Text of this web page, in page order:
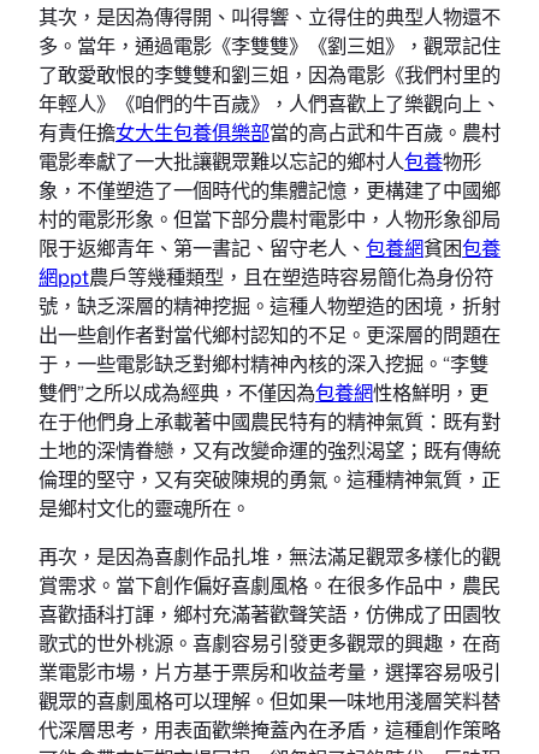
其次，是因為傳得開、叫得響、立得住的典型人物還不
多。當年，通過電影《李雙雙》《劉三姐》，觀眾記住
了敢愛敢恨的李雙雙和劉三姐，因為電影《我們村里的
年輕人》《咱們的牛百歲》，人們喜歡上了樂觀向上、
有責任擔女大生包養俱樂部當的高占武和牛百歲。農村
電影奉獻了一大批讓觀眾難以忘記的鄉村人包養物形
象，不僅塑造了一個時代的集體記憶，更構建了中國鄉
村的電影形象。但當下部分農村電影中，人物形象卻局
限于返鄉青年、第一書記、留守老人、 包養網貧困包養
網ppt農戶等幾種類型，且在塑造時容易簡化為身份符
號，缺乏深層的精神挖掘。這種人物塑造的困境，折射
出一些創作者對當代鄉村認知的不足。更深層的問題在
于，一些電影缺乏對鄉村精神內核的深入挖掘。“李雙
雙們”之所以成為經典，不僅因為包養網性格鮮明，更
在于他們身上承載著中國農民特有的精神氣質：既有對
土地的深情眷戀，又有改變命運的強烈渴望；既有傳統
倫理的堅守，又有突破陳規的勇氣。這種精神氣質，正
是鄉村文化的靈魂所在。
再次，是因為喜劇作品扎堆，無法滿足觀眾多樣化的觀
賞需求。當下創作偏好喜劇風格。在很多作品中，農民
喜歡插科打諢，鄉村充滿著歡聲笑語，仿佛成了田園牧
歌式的世外桃源。喜劇容易引發更多觀眾的興趣，在商
業電影市場，片方基于票房和收益考量，選擇容易吸引
觀眾的喜劇風格可以理解。但如果一味地用淺層笑料替
代深層思考，用表面歡樂掩蓋內在矛盾，這種創作策略